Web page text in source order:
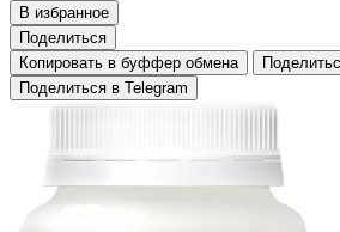
В избранное
Поделиться
Копировать в буффер обмена
Поделиться в Telegram